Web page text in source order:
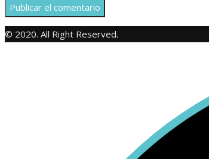
© 2020. All Right Reserved.